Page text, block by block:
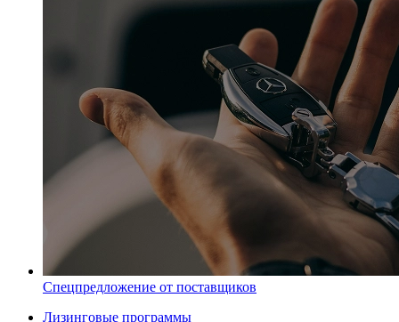
Спецпредложение от поставщиков
Лизинговые программы